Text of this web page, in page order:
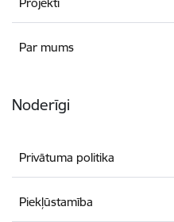
Projekti
Par mums
Noderīgi
Privātuma politika
Piekļūstamība